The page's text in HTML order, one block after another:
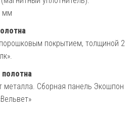
мм
покрытием, толщиной 2
полотна
металла. Сборная панель Экошпон